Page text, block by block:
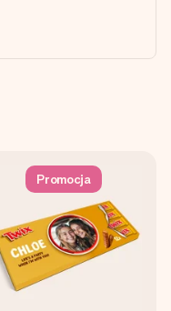
Promocja